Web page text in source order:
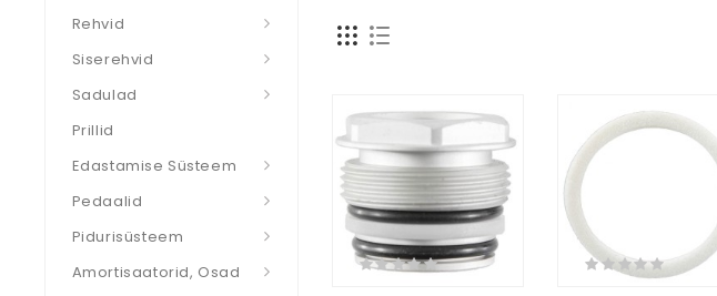
Rehvid
Siserehvid
Sadulad
Prillid
Edastamise Süsteem
Pedaalid
Pidurisüsteem
Amortisaatorid, Osad